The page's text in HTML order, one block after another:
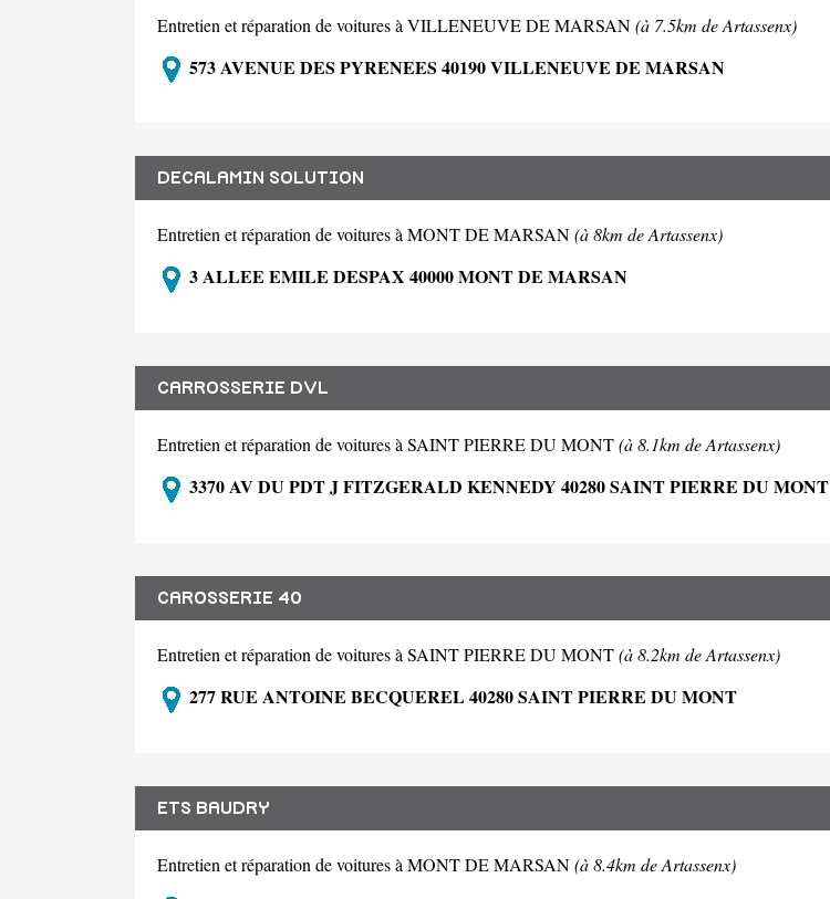
Entretien et réparation de voitures à VILLENEUVE DE MARSAN(à 7.5km de Artassenx)
573 AVENUE DES PYRENEES 40190 VILLENEUVE DE MARSAN
DECALAMIN SOLUTION
Entretien et réparation de voitures à MONT DE MARSAN(à 8km de Artassenx)
3 ALLEE EMILE DESPAX 40000 MONT DE MARSAN
CARROSSERIE DVL
Entretien et réparation de voitures à SAINT PIERRE DU MONT(à 8.1km de Artassenx)
3370 AV DU PDT J FITZGERALD KENNEDY 40280 SAINT PIERRE DU MONT
CAROSSERIE 40
Entretien et réparation de voitures à SAINT PIERRE DU MONT(à 8.2km de Artassenx)
277 RUE ANTOINE BECQUEREL 40280 SAINT PIERRE DU MONT
ETS BAUDRY
Entretien et réparation de voitures à MONT DE MARSAN(à 8.4km de Artassenx)